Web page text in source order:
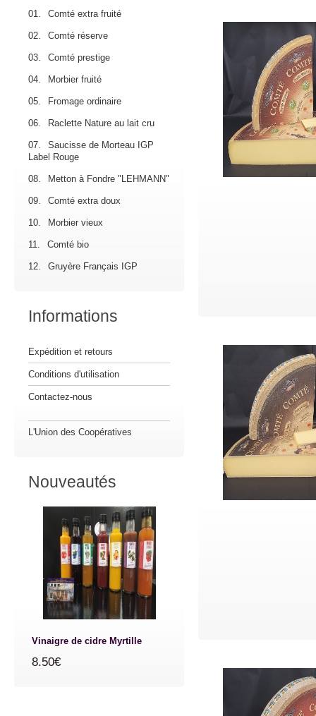
01. Comté extra fruité
02. Comté réserve
03. Comté prestige
04. Morbier fruité
05. Fromage ordinaire
06. Raclette Nature au lait cru
07.
Saucisse de Morteau IGP
Label Rouge
08. Metton à Fondre "LEHMANN"
09. Comté extra doux
10. Morbier vieux
11. Comté bio
12. Gruyère Français IGP
Informations
Expédition et retours
Conditions d'utilisation
Contactez-nous
L'Union des Coopératives
Nouveautés
Vinaigre de cidre Myrtille
8.50€